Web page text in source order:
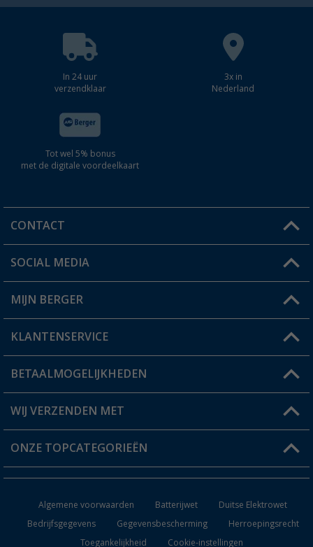
In 24 uur
verzendklaar
3x in
Nederland
Tot wel 5% bonus
met de digitale voordeelkaart
CONTACT
Een vraag?
Winkel vinden
SOCIAL MEDIA
MIJN BERGER
Mijn account
Status bestelling
Verlanglijstje
KLANTENSERVICE
FAQ & Contact
Verzendinformatie
Catalogus
BETAALMOGELIJKHEDEN
WIJ VERZENDEN MET
ONZE TOPCATEGORIEËN
Keukenaccessoires
Algemene voorwaarden Batterijwet
Duitse Elektrowet
Bedrijfsgegevens
Gegevensbescherming
Herroepingsrecht
Toegankelijkheid
Cookie-instellingen